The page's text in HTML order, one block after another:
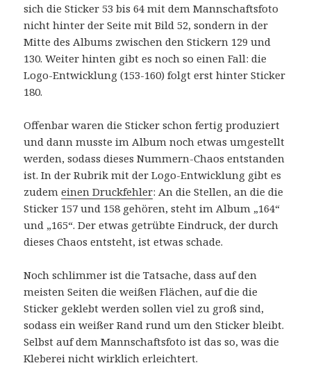
sich die Sticker 53 bis 64 mit dem Mannschaftsfoto
nicht hinter der Seite mit Bild 52, sondern in der
Mitte des Albums zwischen den Stickern 129 und
130. Weiter hinten gibt es noch so einen Fall: die
Logo-Entwicklung (153-160) folgt erst hinter Sticker
180.
Offenbar waren die Sticker schon fertig produziert
und dann musste im Album noch etwas umgestellt
werden, sodass dieses Nummern-Chaos entstanden
ist. In der Rubrik mit der Logo-Entwicklung gibt es
zudemeinen Druckfehler: An die Stellen, an die die
Sticker 157 und 158 gehören, steht im Album „164“
und „165“. Der etwas getrübte Eindruck, der durch
dieses Chaos entsteht, ist etwas schade.
Noch schlimmer ist die Tatsache, dass auf den
meisten Seiten die weißen Flächen, auf die die
Sticker geklebt werden sollen viel zu groß sind,
sodass ein weißer Rand rund um den Sticker bleibt.
Selbst auf dem Mannschaftsfoto ist das so, was die
Kleberei nicht wirklich erleichtert.